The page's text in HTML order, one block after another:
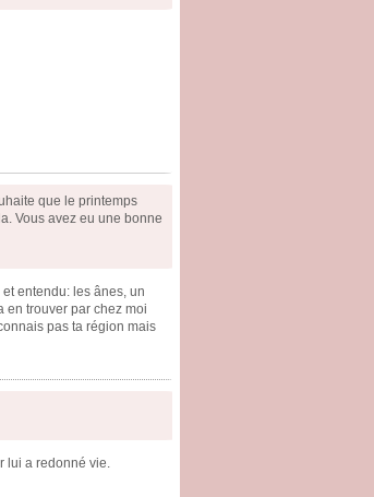
que le printemps
Vous avez eu une bonne
entendu: les ânes, un
en trouver par chez moi
pas ta région mais
lui a redonné vie.